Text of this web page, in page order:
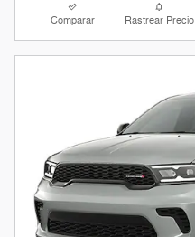
Comparar Rastrear Precio